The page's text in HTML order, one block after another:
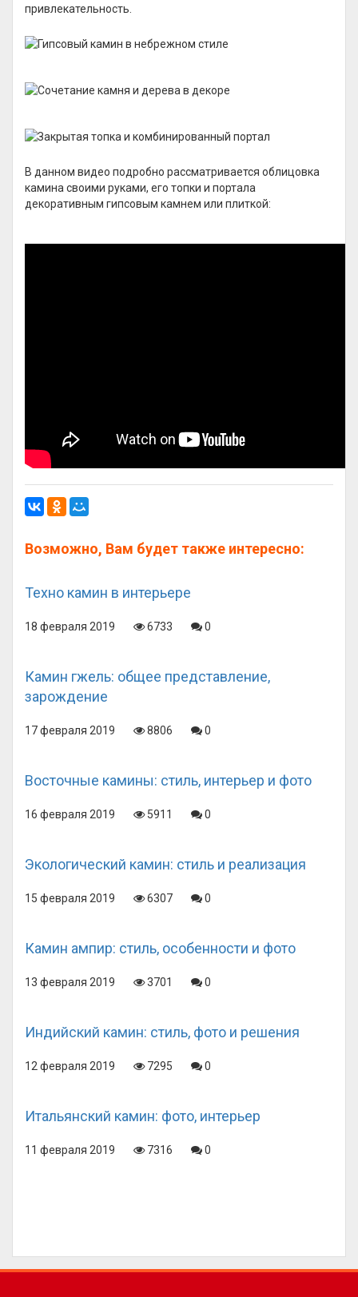
привлекательность.
В данном видео подробно рассматривается облицовка
камина своими руками, его топки и портала
декоративным гипсовым камнем или плиткой:
Возможно, Вам будет также интересно:
Техно камин в интерьере
18 февраля 2019 6733 0
Камин гжель: общее представление,
зарождение
17 февраля 2019 8806 0
Восточные камины: стиль, интерьер и фото
16 февраля 2019 5911 0
Экологический камин: стиль и реализация
15 февраля 2019 6307 0
Камин ампир: стиль, особенности и фото
13 февраля 2019 3701 0
Индийский камин: стиль, фото и решения
12 февраля 2019 7295 0
Итальянский камин: фото, интерьер
11 февраля 2019 7316 0